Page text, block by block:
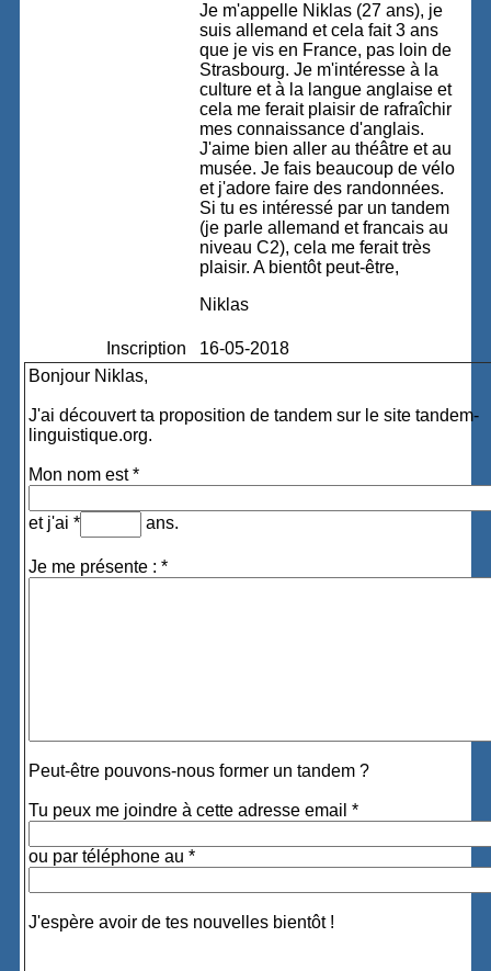
Je m'appelle Niklas (27 ans), je
suis allemand et cela fait 3 ans
que je vis en France, pas loin de
Strasbourg. Je m'intéresse à la
culture et à la langue anglaise et
cela me ferait plaisir de rafraîchir
mes connaissance d'anglais.
J'aime bien aller au théâtre et au
musée. Je fais beaucoup de vélo
et j'adore faire des randonnées.
Si tu es intéressé par un tandem
(je parle allemand et francais au
niveau C2), cela me ferait très
plaisir. A bientôt peut-être,
Niklas
Inscription
16-05-2018
Bonjour Niklas,
J'ai découvert ta proposition de tandem sur le site tandem-
linguistique.org.
Mon nom est *
et j'ai * ans.
Je me présente : *
Peut-être pouvons-nous former un tandem ?
Tu peux me joindre à cette adresse email *
ou par téléphone au *
J'espère avoir de tes nouvelles bientôt !